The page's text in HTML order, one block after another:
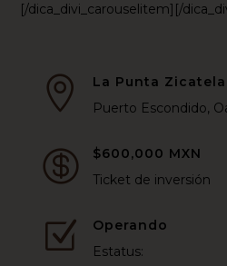
[/dica_divi_carouselitem][/

La Punta Zicatela
Puerto Escondido,

$600,000 MXN
Ticket de inversión
Z
Operando
Estatus: